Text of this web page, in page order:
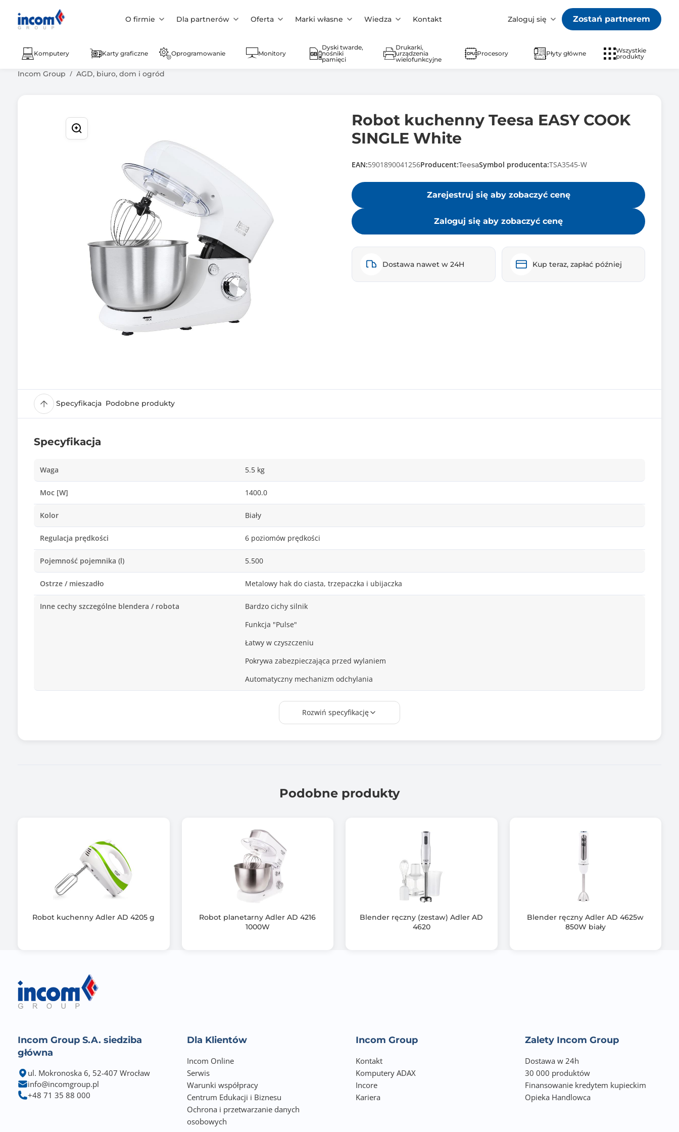
O firmie Dla partnerów Oferta Marki własne Wiedza Kontakt Zaloguj się Zostań partnerem
Komputery Karty graficzne Oprogramowanie Monitory
Dyski twarde,
nośniki
pamięci
Drukarki,
urządzenia
wielofunkcyjne
Procesory Płyty główne
Wszystkie
produkty
Incom Group AGD, biuro, dom i ogród
Robot kuchenny Teesa EASY COOK
SINGLE White
EAN:5901890041256Producent:TeesaSymbol producenta:TSA3545-W
Zarejestruj się aby zobaczyć cenę
Zaloguj się aby zobaczyć cenę
Dostawa nawet w 24H Kup teraz, zapłać później
Specyfikacja Podobne produkty
Specyfikacja
Waga 5.5 kg
Moc [W] 1400.0
Kolor Biały
Regulacja prędkości 6 poziomów prędkości
Pojemność pojemnika (l) 5.500
Ostrze / mieszadło Metalowy hak do ciasta, trzepaczka i ubijaczka
Inne cechy szczególne blendera / robota
Bardzo cichy silnik
Funkcja "Pulse"
Łatwy w czyszczeniu
Pokrywa zabezpieczająca przed wylaniem
Automatyczny mechanizm odchylania
220V-240V, 50/60 Hz
Rozwiń specyfikację
Podobne produkty
Robot kuchenny Adler AD 4205 g
Robot planetarny Adler AD 4216
1000W
Blender ręczny (zestaw) Adler AD
4620
Blender ręczny Adler AD 4625w
850W biały
Incom Group S.A. siedziba
główna
ul. Mokronoska 6, 52-407 Wrocław
info@incomgroup.pl
+48 71 35 88 000
Dla Klientów
Incom Online
Serwis
Warunki współpracy
Centrum Edukacji i Biznesu
Ochrona i przetwarzanie danych
osobowych
Incom Group
Kontakt
Komputery ADAX
Incore
Kariera
Zalety Incom Group
Dostawa w 24h
30 000 produktów
Finansowanie kredytem kupieckim
Opieka Handlowca